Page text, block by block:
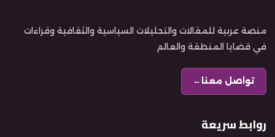
منصة عربية للمقالات والتحليلات السياسية والثقافية وقراءات
في قضايا المنطقة والعالم
تواصل معنا ←
روابط سريعة